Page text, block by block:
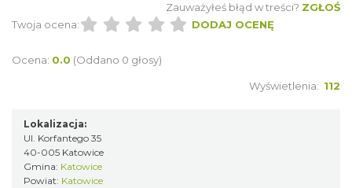
44. Rawa Blues Festival
Katowice
0.31 km
Zauważyłeś błąd w treści? ZGŁOŚ
Twoja ocena:
DODAJ OCENĘ
Ocena: 0.0 (Oddano 0 głosy)
Wyświetlenia: 112
Lokalizacja:
Ul. Korfantego 35
40-005 Katowice
Gmina: Katowice
Powiat: Katowice